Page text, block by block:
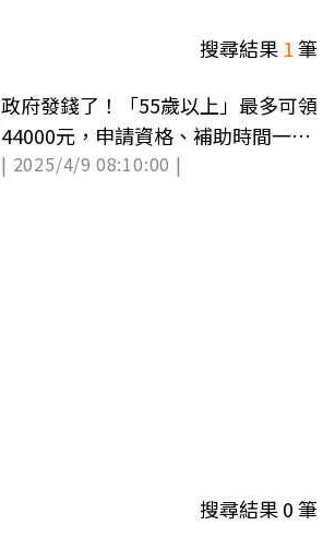
搜尋結果 1筆
政府發錢了！「55歲以上」最多可領
44000元，申請資格、補助時間一次
看
| 2025/4/9 08:10:00 |
搜尋結果0筆